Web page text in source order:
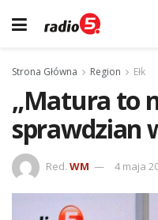
Strona Główna Region Ełk
„Matura to
sprawdzian
Red. WM 4 maja